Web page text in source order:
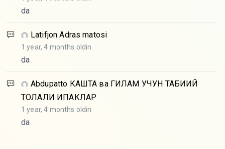
da
Latifjon Adras matosi
1 year, 4 months oldin
da
Abdupatto КАШТА ва ГИЛАМ УЧУН ТАБИИЙ
ТОЛАЛИ ИПАКЛАР
1 year, 4 months oldin
da